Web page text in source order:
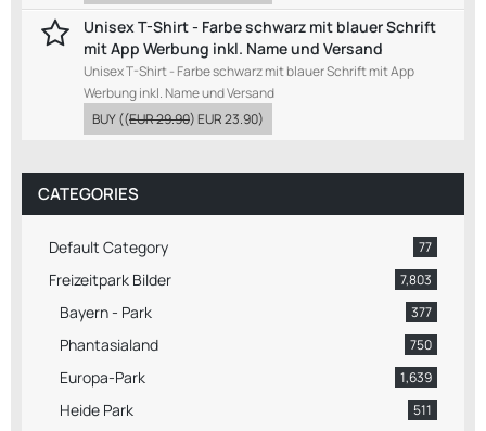
Unisex T-Shirt - Farbe schwarz mit blauer Schrift
mit App Werbung inkl. Name und Versand
Unisex T-Shirt - Farbe schwarz mit blauer Schrift mit App
Werbung inkl. Name und Versand
BUY((EUR 29.90)EUR 23.90)
CATEGORIES
Default Category 77
Freizeitpark Bilder 7,803
Bayern - Park 377
Phantasialand 750
Europa-Park 1,639
Heide Park 511